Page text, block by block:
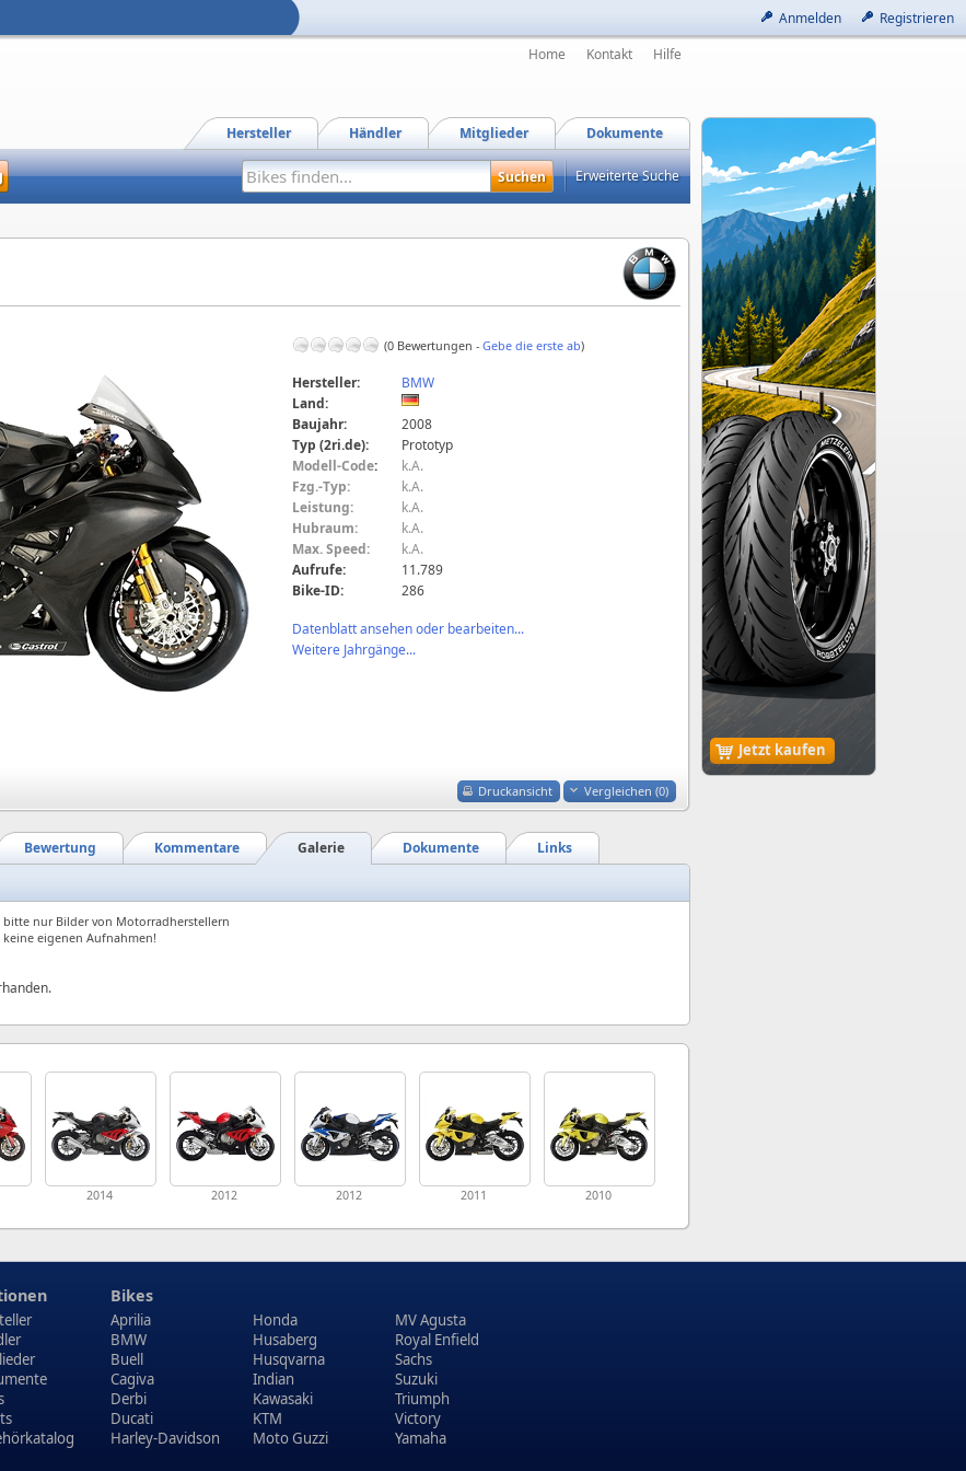
Anmelden Registrieren
Jetzt kaufen
Home Kontakt Hilfe
Dokumente
Mitglieder
Händler
Hersteller
Erweiterte Suche
(0 Bewertungen - Gebe die erste ab)
Hersteller:
BMW
Land:
Baujahr:
2008
Typ (2ri.de):
Prototyp
Modell-Code:
k.A.
Fzg.-Typ:
k.A.
Leistung:
k.A.
Hubraum:
k.A.
Max. Speed:
k.A.
Aufrufe:
11.789
Bike-ID:
286
Datenblatt ansehen oder bearbeiten...
Weitere Jahrgänge...
Druckansicht Vergleichen (0)
Links
Dokumente
Galerie
Kommentare
Bewertung
bitte nur Bilder von Motorradherstellern
keine eigenen Aufnahmen!
2014 2012 2012 2011 2010
Bikes
Aprilia
BMW
Buell
Cagiva
Derbi
Ducati
Harley-Davidson
Honda
Husaberg
Husqvarna
Indian
Kawasaki
KTM
Moto Guzzi
MV Agusta
Royal Enfield
Sachs
Suzuki
Triumph
Victory
Yamaha